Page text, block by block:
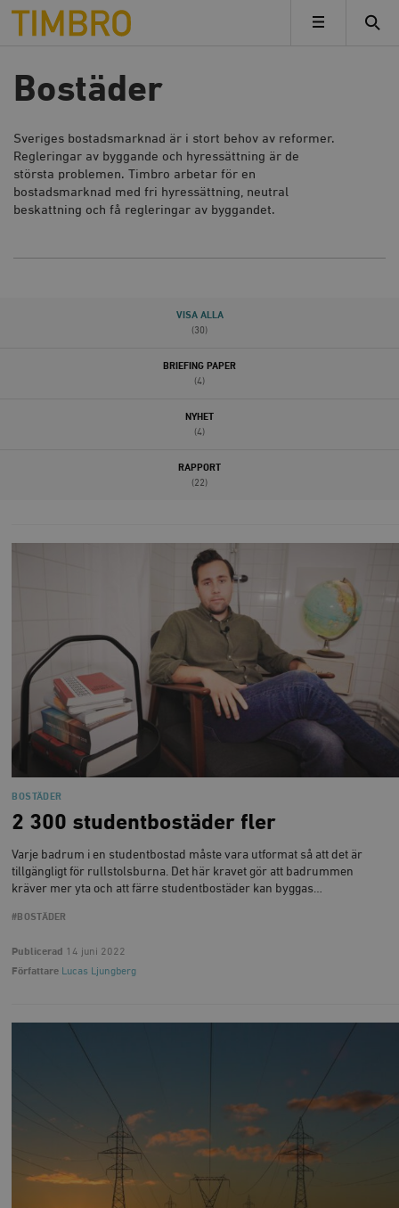
Timbro
MENY
Bostäder
Sveriges bostadsmarknad är i stort behov av reformer.
Regleringar av byggande och hyressättning är de
största problemen. Timbro arbetar för en
bostadsmarknad med fri hyressättning, neutral
beskattning och få regleringar av byggandet.
VISA ALLA
(30)
BRIEFING PAPER
(4)
NYHET
(4)
RAPPORT
(22)
BOSTÄDER
2 300 studentbostäder fler
Varje badrum i en studentbostad måste vara utformat så att det är
tillgängligt för rullstolsburna. Det här kravet gör att badrummen
kräver mer yta och att färre studentbostäder kan byggas…
#BOSTÄDER
Publicerad 14 juni 2022
Författare Lucas Ljungberg